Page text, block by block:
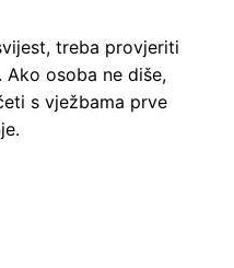
treba provjeriti
osoba ne diše,
s vježbama prve